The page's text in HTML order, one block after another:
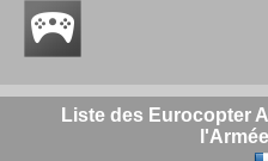
Liste des Eurocopter